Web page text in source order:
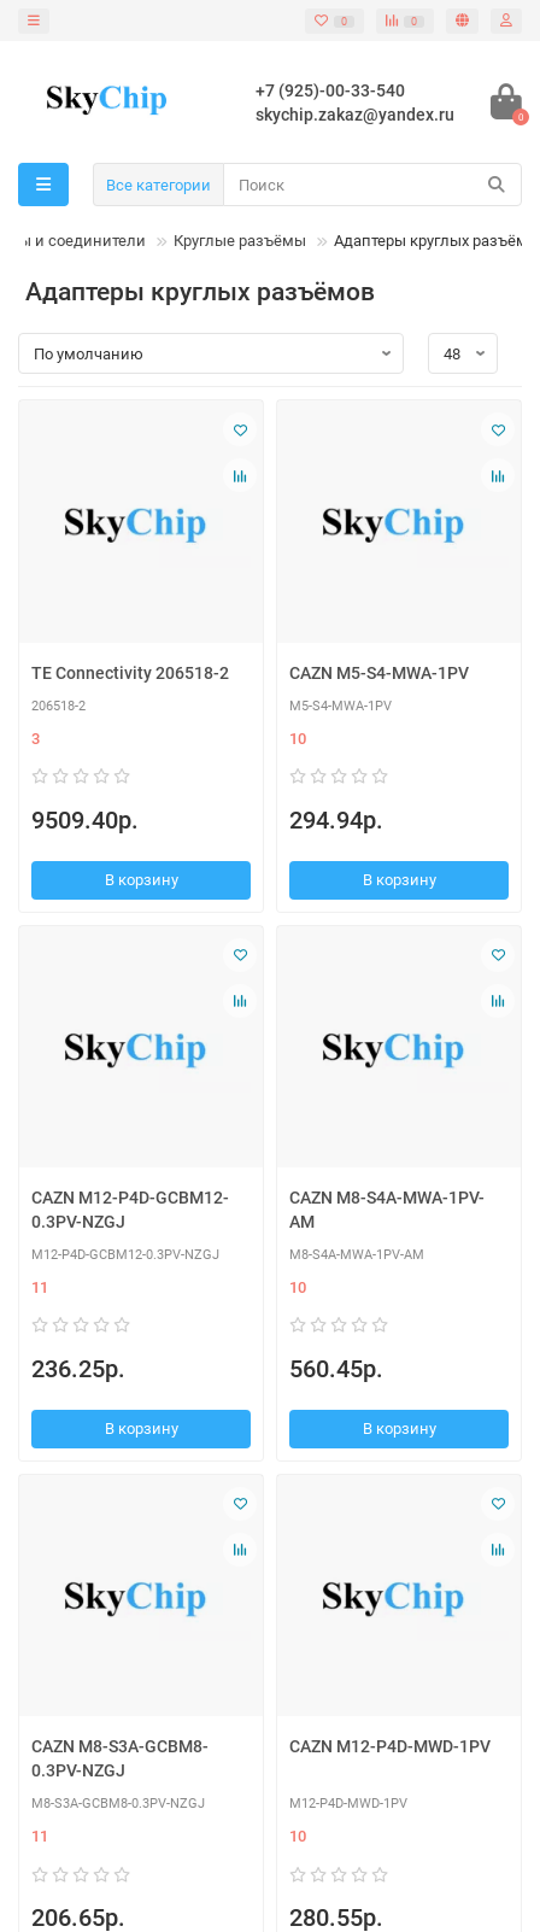
0 0
+7 (925)-00-33-540
skychip.zakaz@yandex.ru
0
Все категории
и соединители Круглые разъёмы Адаптеры круглых
Адаптеры круглых разъёмов
TE Connectivity 206518-2
206518-2
3
9509.40р.
В корзину
CAZN M5-S4-MWA-1PV
M5-S4-MWA-1PV
10
294.94р.
В корзину
CAZN M12-P4D-GCBM12-
0.3PV-NZGJ
M12-P4D-GCBM12-0.3PV-NZGJ
11
236.25р.
В корзину
CAZN M8-S4A-MWA-1PV-
AM
M8-S4A-MWA-1PV-AM
10
560.45р.
В корзину
CAZN M8-S3A-GCBM8-
0.3PV-NZGJ
M8-S3A-GCBM8-0.3PV-NZGJ
11
206.65р.
CAZN M12-P4D-MWD-1PV
M12-P4D-MWD-1PV
10
280.55р.